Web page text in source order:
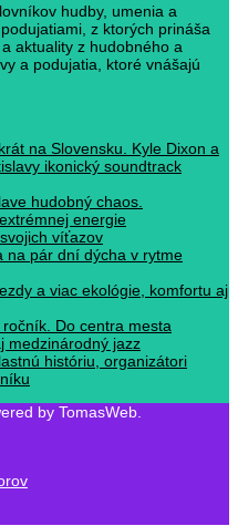
hudby, umenia a
z ktorých prináša
aktuality z hudobného a
a podujatia, ktoré vnášajú
na Slovensku. Kyle Dixon a
ikonický soundtrack
hudobný chaos.
energie
víťazov
na pár dní dýcha v rytme
a viac ekológie, komfortu aj
Do centra mesta
medzinárodný jazz
históriu, organizátori
by TomasWeb.